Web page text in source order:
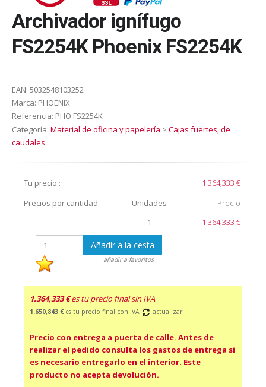
Archivador ignífugo
FS2254K Phoenix FS2254K
EAN: 5032548103252
Marca: PHOENIX
Referencia: PHO FS2254K
Categoría: Material de oficina y papelería > Cajas fuertes, de
caudales
Tu precio :
1.364,333 €
Precios por cantidad:
Unidades
Precio
1
1.364,333 €
Añadir a la cesta
añadir a favoritos
1.364,333 € es tu precio final sin IVA
1.650,843 € es tu precio final con IVA actualizar
Precio con entrega a puerta de calle. Antes de
realizar el pedido consulta los gastos de entrega si
es necesario entregarlo en el interior. Este
producto no acepta devolución.